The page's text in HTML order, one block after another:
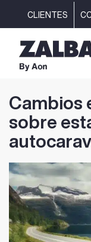
contenido
CLIENTES
Cambios
sobre